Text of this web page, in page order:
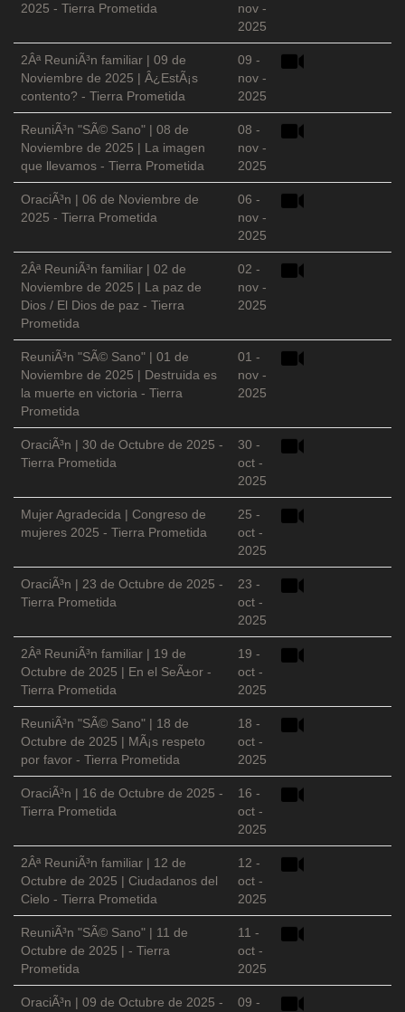
2025 - Tierra Prometida
nov -
2025
2Âª ReuniÃ³n familiar | 09 de
Noviembre de 2025 | Â¿EstÃ¡s
contento? - Tierra Prometida
09 -
nov -
2025
ReuniÃ³n "SÃ© Sano" | 08 de
Noviembre de 2025 | La imagen
que llevamos - Tierra Prometida
08 -
nov -
2025
OraciÃ³n | 06 de Noviembre de
2025 - Tierra Prometida
06 -
nov -
2025
2Âª ReuniÃ³n familiar | 02 de
Noviembre de 2025 | La paz de
Dios / El Dios de paz - Tierra
Prometida
02 -
nov -
2025
ReuniÃ³n "SÃ© Sano" | 01 de
Noviembre de 2025 | Destruida es
la muerte en victoria - Tierra
Prometida
01 -
nov -
2025
OraciÃ³n | 30 de Octubre de 2025 -
Tierra Prometida
30 -
oct -
2025
Mujer Agradecida | Congreso de
mujeres 2025 - Tierra Prometida
25 -
oct -
2025
OraciÃ³n | 23 de Octubre de 2025 -
Tierra Prometida
23 -
oct -
2025
2Âª ReuniÃ³n familiar | 19 de
Octubre de 2025 | En el SeÃ±or -
Tierra Prometida
19 -
oct -
2025
ReuniÃ³n "SÃ© Sano" | 18 de
Octubre de 2025 | MÃ¡s respeto
por favor - Tierra Prometida
18 -
oct -
2025
OraciÃ³n | 16 de Octubre de 2025 -
Tierra Prometida
16 -
oct -
2025
2Âª ReuniÃ³n familiar | 12 de
Octubre de 2025 | Ciudadanos del
Cielo - Tierra Prometida
12 -
oct -
2025
ReuniÃ³n "SÃ© Sano" | 11 de
Octubre de 2025 | - Tierra
Prometida
11 -
oct -
2025
OraciÃ³n | 09 de Octubre de 2025 -
09 -